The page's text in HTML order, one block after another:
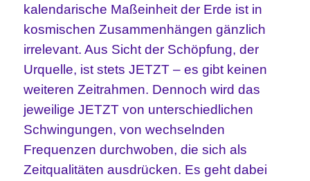
kalendarische Maßeinheit der Erde ist in
kosmischen Zusammenhängen gänzlich
irrelevant. Aus Sicht der Schöpfung, der
Urquelle, ist stets JETZT – es gibt keinen
weiteren Zeitrahmen. Dennoch wird das
jeweilige JETZT von unterschiedlichen
Schwingungen, von wechselnden
Frequenzen durchwoben, die sich als
Zeitqualitäten ausdrücken. Es geht dabei